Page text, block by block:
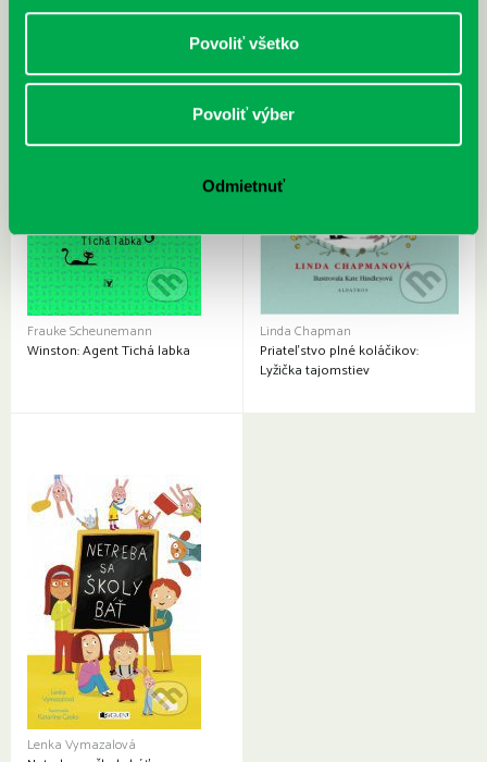
Povoliť všetko
Povoliť výber
Odmietnuť
Frauke Scheunemann
Winston: Agent Tichá labka
Linda Chapman
Priateľstvo plné koláčikov:
Lyžička tajomstiev
Lenka Vymazalová